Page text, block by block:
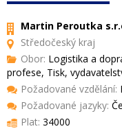
Martin Peroutka
Středočeský kraj
Obor: Logistika a
profese, Tisk,
Požadované vzdělání:
Požadované jazyky:
Plat: 34000